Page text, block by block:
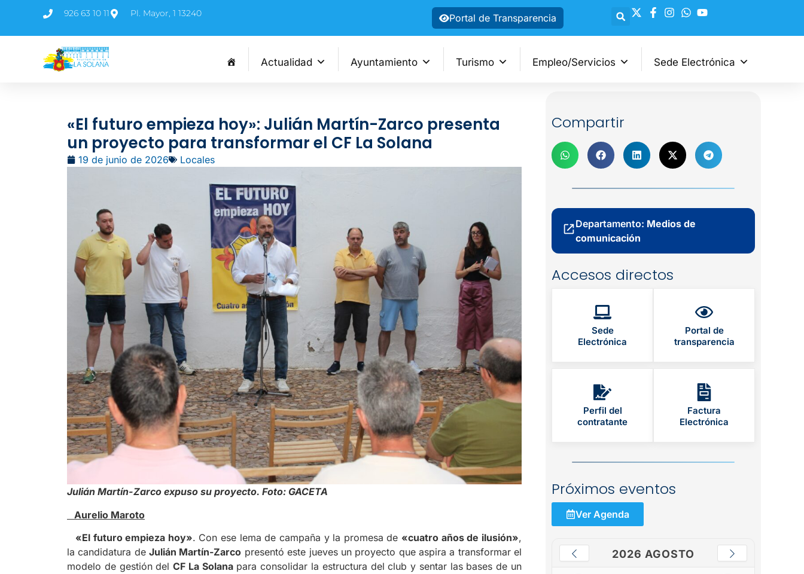
926 63 10 11 Pl. Mayor, 1 13240 Portal de Transparencia
Actualidad Ayuntamiento Turismo Empleo/Servicios Sede Electrónica
«El futuro empieza hoy»: Julián Martín-Zarco presenta
un proyecto para transformar el CF La Solana
19 de junio de 2026 Locales
Julián Martín-Zarco expuso su proyecto. Foto: GACETA
Aurelio Maroto
«El futuro empieza hoy». Con ese lema de campaña y la promesa de «cuatro años de ilusión»,
la candidatura deJulián Martín-Zarco presentó este jueves un proyecto que aspira a transformar el
modelo de gestión delCF La Solanapara consolidar la estructura del club y sentar las bases de un
Compartir
Departamento: Medios de
comunicación
Accesos directos
Sede
Electrónica
Portal de
transparencia
Perfil del
contratante
Factura
Electrónica
Próximos eventos
Ver Agenda
2026 AGOSTO